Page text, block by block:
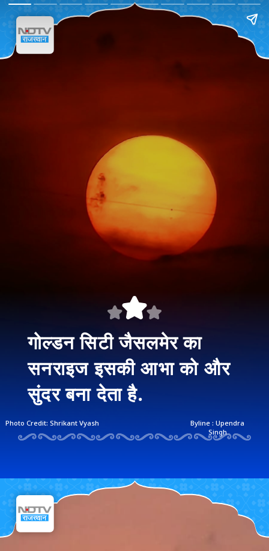
Byline : Upendra
Singh
गोल्डन सिटी जैसलमेर का
सनराइज इसकी आभा को और
सुंदर बना देता है.
Photo Credit: Shrikant Vyash